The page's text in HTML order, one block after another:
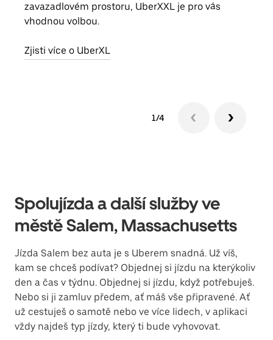
zavazadlovém prostoru, UberXXL je pro vás
vhodnou volbou.
Zjisti více o UberXL
1/4
Spolujízda a další služby ve
městě Salem, Massachusetts
Jízda Salem bez auta je s Uberem snadná. Už víš,
kam se chceš podívat? Objednej si jízdu na kterýkoliv
den a čas v týdnu. Objednej si jízdu, když potřebuješ.
Nebo si ji zamluv předem, ať máš vše připravené. Ať
už cestuješ o samotě nebo ve více lidech, v aplikaci
vždy najdeš typ jízdy, který ti bude vyhovovat.